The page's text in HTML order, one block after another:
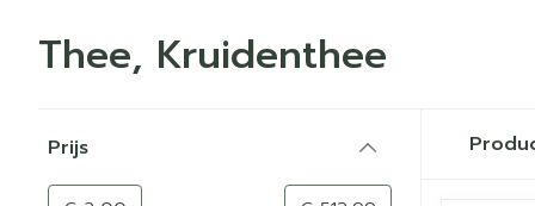
Thee, Kruidenthee
Prijs